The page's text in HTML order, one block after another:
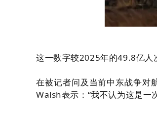
这一数字较2025年的49.8亿人
在被记者问及当前中东战争对
Walsh表示：“我不认为这是一